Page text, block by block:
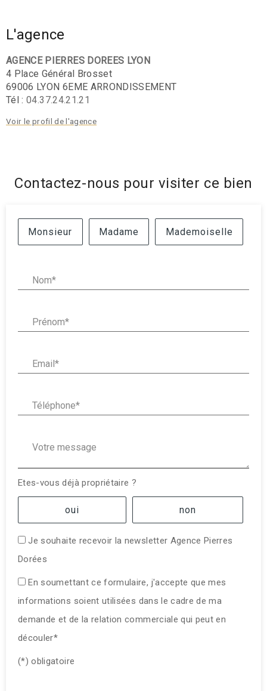
L'agence
AGENCE PIERRES DOREES LYON
4 Place Général Brosset
69006 LYON 6EME ARRONDISSEMENT
Tél :04.37.24.21.21
Voir le profil de l'agence
Contactez-nous pour visiter ce bien
Civilité :
Monsieur Madame Mademoiselle
Etes-vous déjà propriétaire ?
oui non
Je souhaite recevoir la newsletter Agence Pierres
Dorées
En soumettant ce formulaire, j'accepte que mes
informations soient utilisées dans le cadre de ma
demande et de la relation commerciale qui peut en
découler*
(*) obligatoire